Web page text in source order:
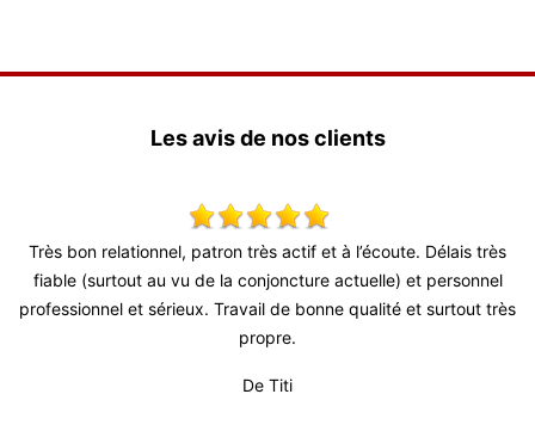
Les avis de nos clients
Très bon relationnel, patron très actif et à l’écoute. Délais très
fiable (surtout au vu de la conjoncture actuelle) et personnel
professionnel et sérieux. Travail de bonne qualité et surtout très
propre.
De Titi